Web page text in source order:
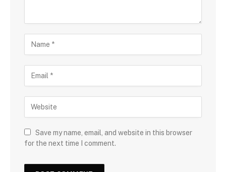
Save my name, email, and website in this browser
for the next time I comment.